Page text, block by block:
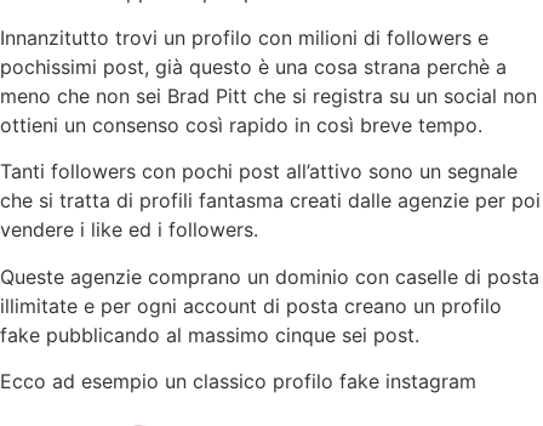
Innanzitutto trovi un profilo con milioni di followers e
pochissimi post, già questo è una cosa strana perchè a
meno che non sei Brad Pitt che si registra su un social non
ottieni un consenso così rapido in così breve tempo.
Tanti followers con pochi post all’attivo sono un segnale
che si tratta di profili fantasma creati dalle agenzie per poi
vendere i like ed i followers.
Queste agenzie comprano un dominio con caselle di posta
illimitate e per ogni account di posta creano un profilo
fake pubblicando al massimo cinque sei post.
Ecco ad esempio un classico profilo fake instagram